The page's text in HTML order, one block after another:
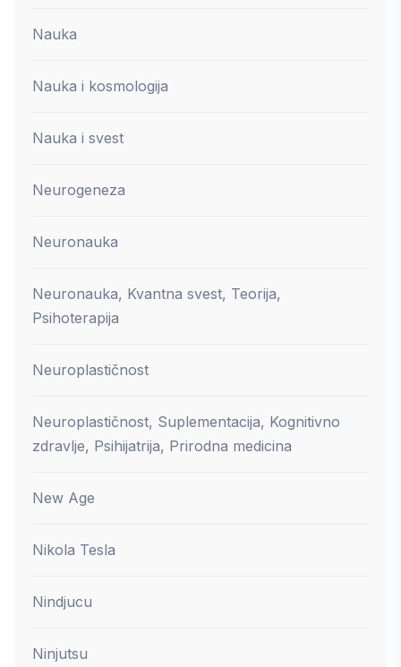
Nauka
Nauka i kosmologija
Nauka i svest
Neurogeneza
Neuronauka
Neuronauka, Kvantna svest, Teorija,
Psihoterapija
Neuroplastičnost
Neuroplastičnost, Suplementacija, Kognitivno
zdravlje, Psihijatrija, Prirodna medicina
New Age
Nikola Tesla
Nindjucu
Ninjutsu